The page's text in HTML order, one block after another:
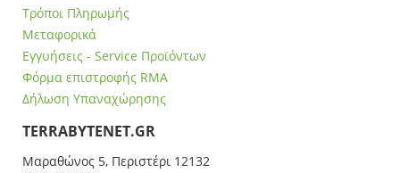
Τρόποι Πληρωμής
Μεταφορικά
Εγγυήσεις - Service Προϊόντων
Φόρμα επιστροφής RMA
Δήλωση Υπαναχώρησης
ΤERRABYTENET.GR
Μαραθώνος 5, Περιστέρι 12132